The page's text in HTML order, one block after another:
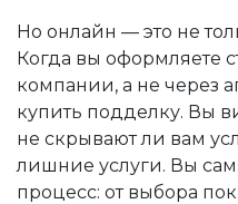
Но онлайн — это не
Когда вы оформляете
компании, а не через
купить подделку. Вы
не скрывают ли вам
лишние услуги. Вы
процесс: от выбора